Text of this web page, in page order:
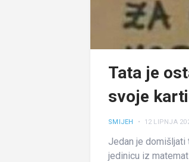
Tata je
svoje
SMIJEH • 12 LIPNJA
Jedan je domišljati
jedinicu iz